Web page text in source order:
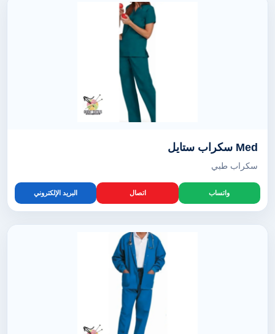
Med سكراب ستايل
سكراب طبي
واتساب اتصال البريد الإلكتروني